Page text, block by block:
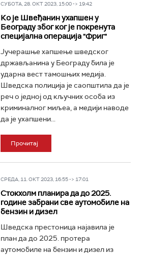
СУБОТА, 28. ОКТ 2023, 15:00 -> 19:42
Ко је Швеђанин ухапшен у
Београду због ког је покренута
специјална операција "Фриг"
Јучерашње хапшење шведског
држављанина у Београду била је
ударна вест тамошњих медија.
Шведска полиција је саопштила да је
реч о једној од кључних особа из
криминалног миљеа, а медији наводе
да је ухапшени...
Прочитај
СРЕДА, 11. ОКТ 2023, 16:55 -> 17:01
Стокхолм планира да до 2025.
године забрани све аутомобиле на
бензин и дизел
Шведска престоница најавила је
план да до 2025. протера
аутомобиле на бензин и дизел из